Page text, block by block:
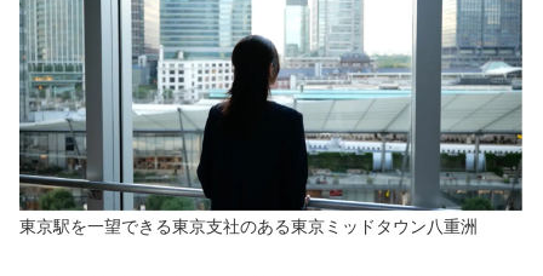
東京駅を一望できる東京支社のある東京ミッドタウン八重洲